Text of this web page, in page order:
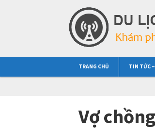
TRANG CHỦ TIN TỨC
Vợ